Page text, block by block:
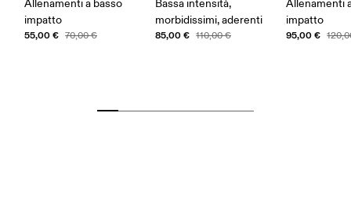
Allenamenti a basso
impatto
55,00 € 70,00 €
Bassa intensità,
morbidissimi, aderenti
85,00 € 110,00 €
Allenamenti
impatto
95,00 €